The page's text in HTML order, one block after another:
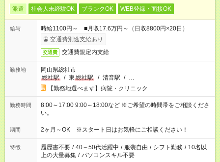
派遣 社会人未経験OK ブランクOK WEB登録・面接OK
給与
時給1100円～ ■月収17.6万円～（日収8800円×20日）
交通費別途支給あり
交通費 交通費規定内支給
勤務地
岡山県総社市
総社駅
/ 東 総社駅 / 清音駅 / …
【勤務地選べます】病院・クリニック
勤務時間
8:00～17:00 9:00～18:00など ※ご希望の時間帯をご相談くださ
い。
期間 2ヶ月～OK ※スタート日はお気軽にご相談ください！
特徴 履歴書不要 / 40～50代活躍中 / 服装自由 / シフト勤務 / 10名以
上の大量募集 / パソコンスキル不要